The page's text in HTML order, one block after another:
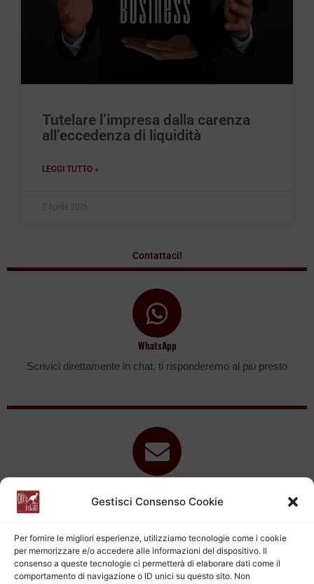
Gestisci Consenso Cookie
Per fornire le migliori esperienze, utilizziamo tecnologie come i cookie
per memorizzare e/o accedere alle informazioni del dispositivo. Il
consenso a queste tecnologie ci permetterà di elaborare dati come il
comportamento di navigazione o ID unici su questo sito. Non
Tutelare l’impresa dalla carenza
all’eccedenza di liquidità
LEGGI TUTTO »
2 Aprile 2026
Contattaci!
WhatsApp
Scrivici direttamente in chat, ti risponderemo al più presto
Scrivici una email, ti risponderemo al più presto